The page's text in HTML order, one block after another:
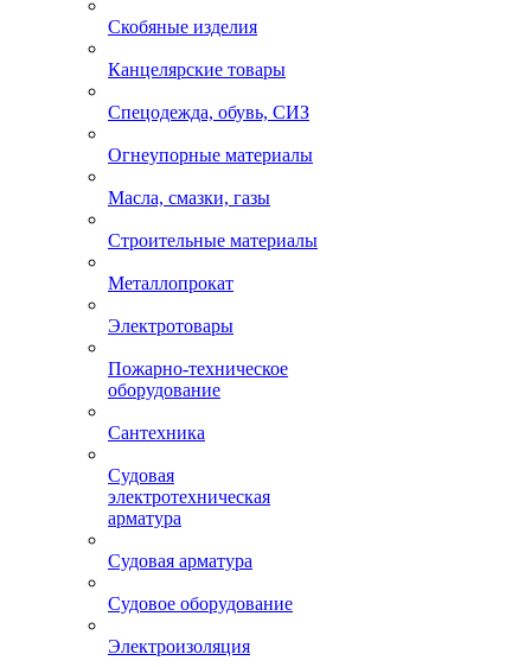
Скобяные изделия
Канцелярские товары
Спецодежда, обувь, СИЗ
Огнеупорные материалы
Масла, смазки, газы
Строительные материалы
Металлопрокат
Электротовары
Пожарно-техническое
оборудование
Сантехника
Судовая
электротехническая
арматура
Судовая арматура
Судовое оборудование
Электроизоляция